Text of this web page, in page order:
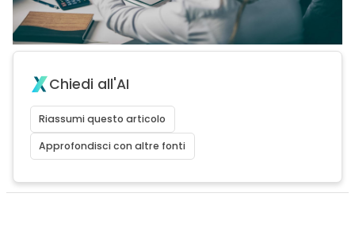
Chiedi all'AI
Riassumi questo articolo
Approfondisci con altre fonti